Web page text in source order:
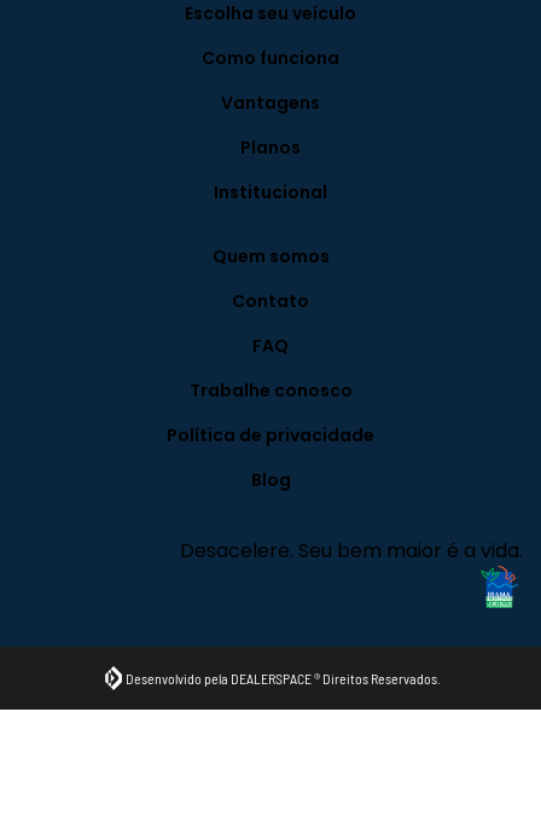
Escolha seu veículo
Como funciona
Vantagens
Planos
Institucional
Quem somos
Contato
FAQ
Trabalhe conosco
Política de privacidade
Blog
Desacelere. Seu bem maior é a vida.
Desenvolvido pela DEALERSPACE ® Direitos Reservados.